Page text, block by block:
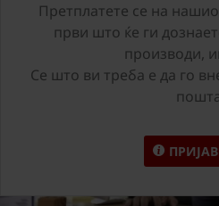
Претплатете се на
први што ќе ги
производи,
Се што ви треба е да го